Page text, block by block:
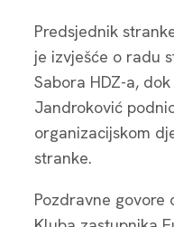
Predsjednik
je izvješće o radu
Sabora HDZ-a,
Jandroković
organizacijskom
stranke.
Pozdravne govore